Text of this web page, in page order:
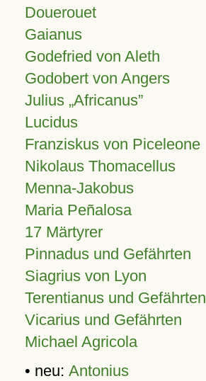
Douerouet
Gaianus
Godefried von Aleth
Godobert von Angers
Julius Africanus
Lucidus
Franziskus von Piceleone
Nikolaus Thomacellus
Menna-Jakobus
Maria Peñalosa
17 Märtyrer
Pinnadus und Gefährten
Siagrius von Lyon
Terentianus und Gefährten
Vicarius und Gefährten
Michael Agricola
• neu: Antonius